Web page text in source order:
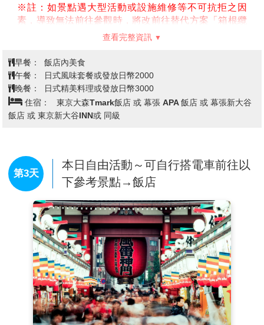
※註：如景點遇大型活動或設施維修等不可抗拒之因
素，導致無法前往參觀時，將改前往替代方案「箱根纜
車」搭乘參觀，造成不便，敬請見諒。
之因素，導致原定行程及替代方案都無法如期前往參觀
時，將退還門票及體驗等團體費用(大人700日幣/12歲以
下500日幣)，不便之處，敬請理解。
【御殿場OUTLET】
以北美街景為設計主題的暢貨中心
總面積占地約12萬坪，擁有購物商場、飯店、溫泉設
查看完整資訊
早餐：
飯店內美食
午餐：
日式風味套餐或發放日幣2000
晚餐：
日式精美料理或發放日幣3000
住宿：
東京大森Tmark飯店 或 幕張 APA 飯店 或 幕張新大谷
飯店 或 東京新大谷INN或 同級
第3天
本日自由活動～可自行搭電車前往以
下參考景點→飯店